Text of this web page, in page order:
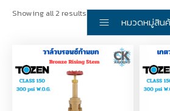
Showing all 2 results
หมวดหมู่สิน